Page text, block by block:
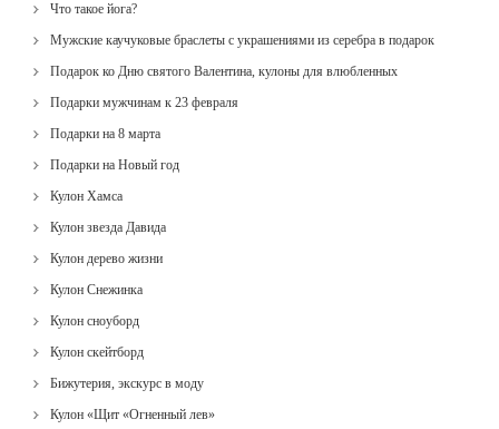
Что такое йога?
Мужские каучуковые браслеты с украшениями из серебра в подарок
Подарок ко Дню святого Валентина, кулоны для влюбленных
Подарки мужчинам к 23 февраля
Подарки на 8 марта
Подарки на Новый год
Кулон Хамса
Кулон звезда Давида
Кулон дерево жизни
Кулон Снежинка
Кулон сноуборд
Кулон скейтборд
Бижутерия, экскурс в моду
Кулон «Щит «Огненный лев»